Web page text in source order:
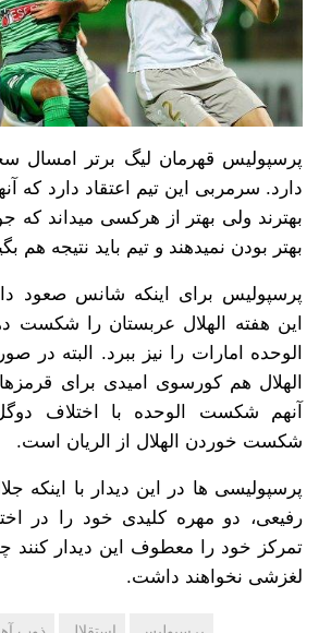
پرسپولیس قهرمان لیگ برتر امسال
دارد. سرمربی این تیم اعتقاد دارد که
بهترند ولی بهتر از هرکسی میداند که
بهتر بودن نمیدهند و تیم باید نتیجه هم
پرسپولیس برای اینکه شانس صعود
این هفته الهلال عربستان را شکست
الوحده امارات را نیز ببرد. البته در
الهلال هم کورسوی امیدی برای
آنهم شکست الوحده با اختلاف
شکست خوردن الهلال از الریان است.
پرسپولیسی ها در این دیدار با
رفیعی، دو مهره کلیدی خود را در
تمرکز خود را معطوف این دیدار کنند
لغزشی نخواهند داشت.